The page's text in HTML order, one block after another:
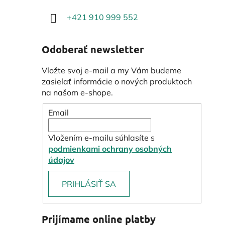
+421 910 999 552
Odoberať newsletter
Vložte svoj e-mail a my Vám budeme
zasielať informácie o nových produktoch
na našom e-shope.
Email
Vložením e-mailu súhlasíte s
podmienkami ochrany osobných
údajov
PRIHLÁSIŤ SA
Prijímame online platby